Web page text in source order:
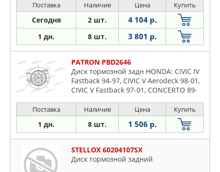
Поставка Наличие Цена Купить
Сегодня 2 шт. 4 104 р.
1 дн. 8 шт. 3 801 р.
PATRON PBD2646
Диск тормозной задн HONDA: CIVIC IV
Fastback 94-97, CIVIC V Aerodeck 98-01,
CIVIC V Fastback 97-01, CONCERTO 89-
01-, ROVER:
Поставка Наличие Цена Купить
1 дн. 8 шт. 1 506 р.
STELLOX 60204107SX
Диск тормозной задний